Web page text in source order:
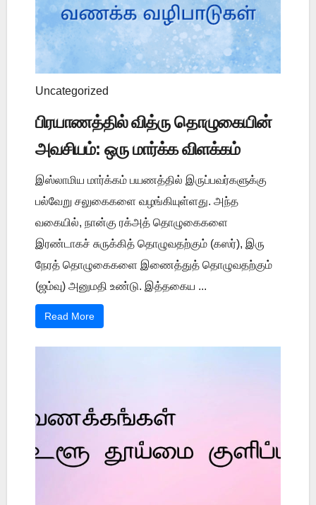
Uncategorized
பிரயாணத்தில் வித்ரு தொழுகையின்
அவசியம்: ஒரு மார்க்க விளக்கம்
இஸ்லாமிய மார்க்கம் பயணத்தில் இருப்பவர்களுக்கு
பல்வேறு சலுகைகளை வழங்கியுள்ளது. அந்த
வகையில், நான்கு ரக்அத் தொழுகைகளை
இரண்டாகச் சுருக்கித் தொழுவதற்கும் (கஸர்), இரு
நேரத் தொழுகைகளை இணைத்துத் தொழுவதற்கும்
(ஜம்வு) அனுமதி உண்டு. இத்தகைய ...
Read More